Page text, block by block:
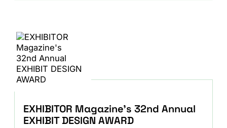
EXHIBITOR Magazine's 32nd Annual
EXHIBIT DESIGN AWARD